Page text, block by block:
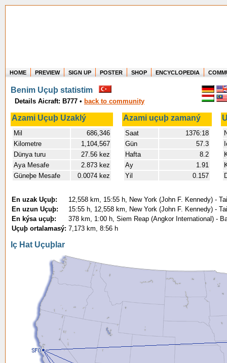
Where in the world have you flown?
How long have you been in the air?
Create your own FlightMemory and see!
HOME PREVIEW SIGN UP POSTER SHOP ENCYCLOPEDIA
Benim Uçuþ statistim
Details Aicraft: B777 • back to community
Azami Uçuþ Uzaklý Azami uçuþ zamaný
Mil
686,346
Kilometre
1,104,567
Dünya turu
27.56 kez
Aya Mesafe
2.873 kez
Güneþe Mesafe
0.0074 kez
Saat
1376:18
Gün
57.3
Hafta
8.2
Ay
1.91
Yil
0.157
En uzak Uçuþ:
12,558 km, 15:55 h, New York (John F. Kennedy) -
En uzun Uçuþ:
15:55 h, 12,558 km, New York (John F. Kennedy) -
En kýsa uçuþ:
378 km, 1:00 h, Siem Reap (Angkor International) -
Uçuþ ortalamasý: 7,173 km, 8:56 h
Iç Hat Uçuþlar